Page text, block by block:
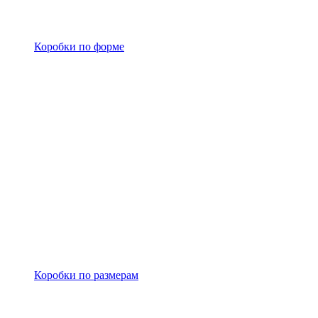
Коробки по форме
Коробки по размерам